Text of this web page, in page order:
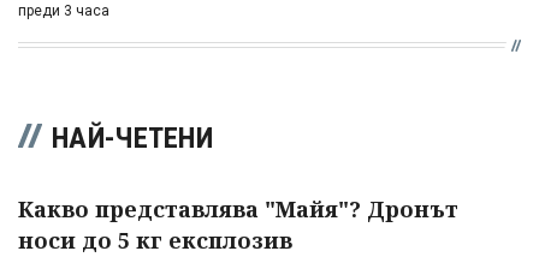
преди 3 часа
НАЙ-ЧЕТЕНИ
Какво представлява "Майя"? Дронът
носи до 5 кг експлозив